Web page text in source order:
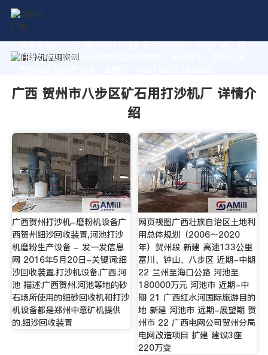
作为专业的 广西 贺州市八步区矿石用打沙机厂 制造厂家，我
们致力于为您量身定制高价值的粉体加工系统方案。获取厂家
广西 贺州市八步区矿石用打沙机厂 详情介
绍
广西贺州打沙机-磨粉机设备广
西贺州细沙回收装置,河池打沙
机磨粉生产设备 - 发一发信息
网 2016年5月20日-关键词:细
沙回收装置.打沙机设备.广西.河
池 描述:广西贺州.河池等地的砂
石场所使用的细砂回收机和打沙
机设备都是郑州中意矿机提供
的.细沙回收装置
网页视图广西壮族自治区土地利
用总体规划（2006～2020
年）贺州段 新建 高速133公里
富川、钟山、八步区 近期-中期
22 兰州至海口公路 河池至
180000万元 河池市 近期-中
期 21 广西红水河国际旅游目的
地 新建 河池市 远期-展望期 贺
州市 22 广西电网公司贺州分局
电网改造项目 扩建 建设3座
220万变